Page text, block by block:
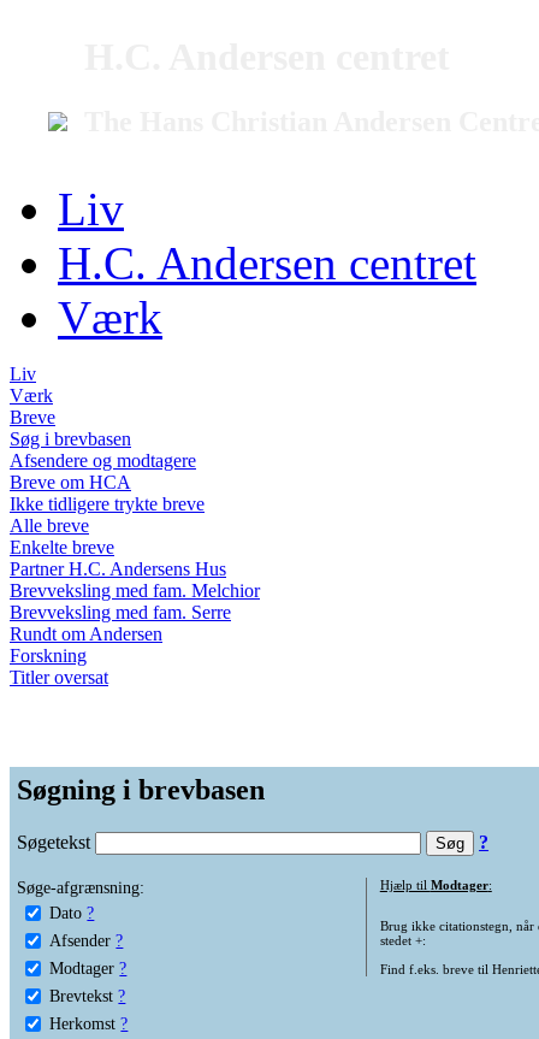
Liv
H.C. Andersen centret
Værk
Liv
Værk
Breve
Søg i brevbasen
Afsendere og modtagere
Breve om HCA
Ikke tidligere trykte breve
Alle breve
Enkelte breve
Partner H.C. Andersens Hus
Brevveksling med fam. Melchior
Brevveksling med fam. Serre
Rundt om Andersen
Forskning
Titler oversat
Søgning i brevbasen
Søgetekst ?
Søge-afgrænsning:
Dato ?
Afsender ?
Modtager ?
Brevtekst ?
Herkomst ?
Hjælp til Modtager:
Brug ikke citationstegn, når
stedet +:
Find f.eks. breve til